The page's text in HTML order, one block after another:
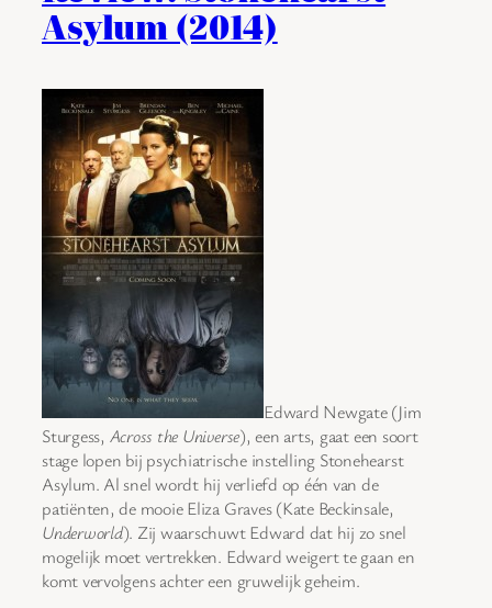
Asylum (2014)
Edward Newgate (Jim
Sturgess, Across the Universe), een arts, gaat een soort
stage lopen bij psychiatrische instelling Stonehearst
Asylum. Al snel wordt hij verliefd op één van de
patiënten, de mooie Eliza Graves (Kate Beckinsale,
Underworld). Zij waarschuwt Edward dat hij zo snel
mogelijk moet vertrekken. Edward weigert te gaan en
komt vervolgens achter een gruwelijk geheim.